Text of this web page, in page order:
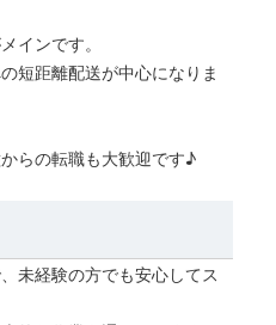
インです。
短距離配送が中心になりま
らの転職も大歓迎です♪
未経験の方でも安心してス